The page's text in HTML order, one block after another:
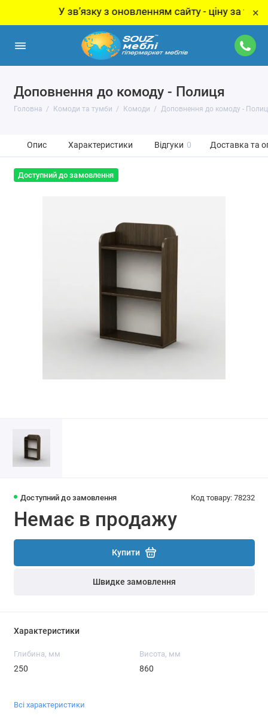
У звʼязку з оновленням сайту - ціну за товар×
Доповнення до комоду - Полиця
Головна Комоди та тумби Комоди Доповнення до комоду -
Опис Характеристики Відгуки 0 Доставка та
Доступний до замовлення
Доступний до замовлення Код товару: 78232
Немає в продажу
Купити
Швидке замовлення
Характеристики
Глибина, мм
250
Висота, мм
860
Всі характеристики